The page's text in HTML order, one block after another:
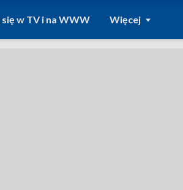
się w TV i na WWW Więcej